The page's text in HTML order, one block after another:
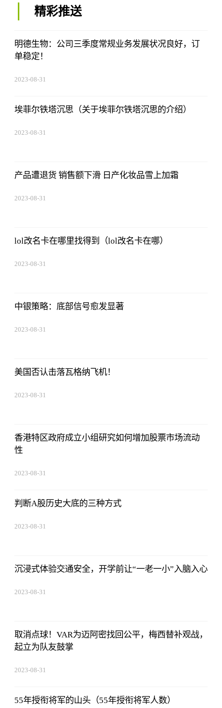
精彩推送
明德生物：公司三季度常规业务发展状况良好，订
单稳定！
2023-08-31
埃菲尔铁塔沉思（关于埃菲尔铁塔沉思的介绍）
2023-08-31
产品遭退货 销售额下滑 日产化妆品雪上加霜
2023-08-31
lol改名卡在哪里找得到（lol改名卡在哪）
2023-08-31
中银策略：底部信号愈发显著
2023-08-31
美国否认击落瓦格纳飞机！
2023-08-31
香港特区政府成立小组研究如何增加股票市场流动
性
2023-08-31
判断A股历史大底的三种方式
2023-08-31
沉浸式体验交通安全，开学前让“一老一小”入脑入心
2023-08-31
取消点球！VAR为迈阿密找回公平，梅西替补观战，
起立为队友鼓掌
2023-08-31
55年授衔将军的山头（55年授衔将军人数）